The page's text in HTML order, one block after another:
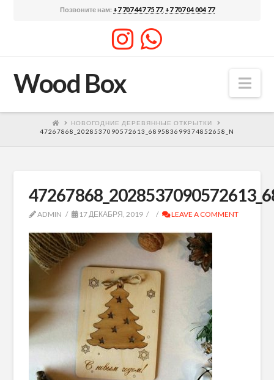
Позвоните нам: +7 707 447 75 77, +7 707 04 004 77
Wood Box
НОВОГОДНИЕ ДЕРЕВЯННЫЕ ОТКРЫТКИ
47267868_2028537090572613_689583699374852658_N
ADMIN 17 ДЕКАБРЯ, 2019 LEAVE A COMMENT